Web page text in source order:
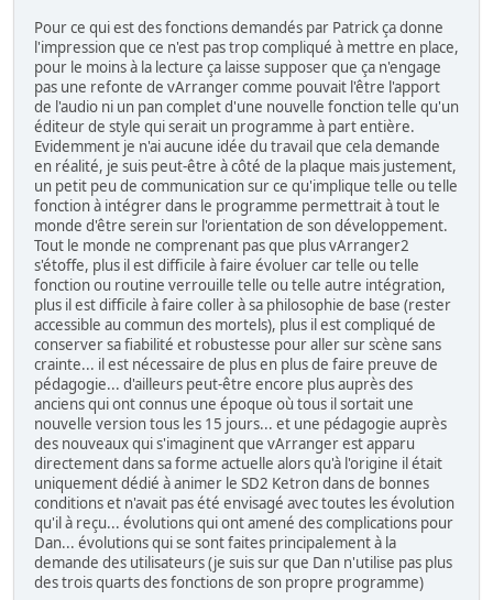
Pour ce qui est des fonctions demandés par Patrick ça donne
l'impression que ce n'est pas trop compliqué à mettre en place,
pour le moins à la lecture ça laisse supposer que ça n'engage
pas une refonte de vArranger comme pouvait l'être l'apport
de l'audio ni un pan complet d'une nouvelle fonction telle qu'un
éditeur de style qui serait un programme à part entière.
Evidemment je n'ai aucune idée du travail que cela demande
en réalité, je suis peut-être à côté de la plaque mais justement,
un petit peu de communication sur ce qu'implique telle ou telle
fonction à intégrer dans le programme permettrait à tout le
monde d'être serein sur l'orientation de son développement.
Tout le monde ne comprenant pas que plus vArranger2
s'étoffe, plus il est difficile à faire évoluer car telle ou telle
fonction ou routine verrouille telle ou telle autre intégration,
plus il est difficile à faire coller à sa philosophie de base (rester
accessible au commun des mortels), plus il est compliqué de
conserver sa fiabilité et robustesse pour aller sur scène sans
crainte... il est nécessaire de plus en plus de faire preuve de
pédagogie... d'ailleurs peut-être encore plus auprès des
anciens qui ont connus une époque où tous il sortait une
nouvelle version tous les 15 jours... et une pédagogie auprès
des nouveaux qui s'imaginent que vArranger est apparu
directement dans sa forme actuelle alors qu'à l'origine il était
uniquement dédié à animer le SD2 Ketron dans de bonnes
conditions et n'avait pas été envisagé avec toutes les évolution
qu'il à reçu... évolutions qui ont amené des complications pour
Dan... évolutions qui se sont faites principalement à la
demande des utilisateurs (je suis sur que Dan n'utilise pas plus
des trois quarts des fonctions de son propre programme)